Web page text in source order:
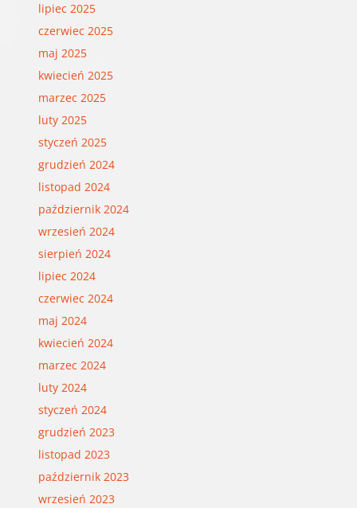
lipiec 2025
czerwiec 2025
maj 2025
kwiecień 2025
marzec 2025
luty 2025
styczeń 2025
grudzień 2024
listopad 2024
październik 2024
wrzesień 2024
sierpień 2024
lipiec 2024
czerwiec 2024
maj 2024
kwiecień 2024
marzec 2024
luty 2024
styczeń 2024
grudzień 2023
listopad 2023
październik 2023
wrzesień 2023